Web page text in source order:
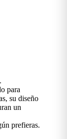
para
su diseño
un
prefieras.